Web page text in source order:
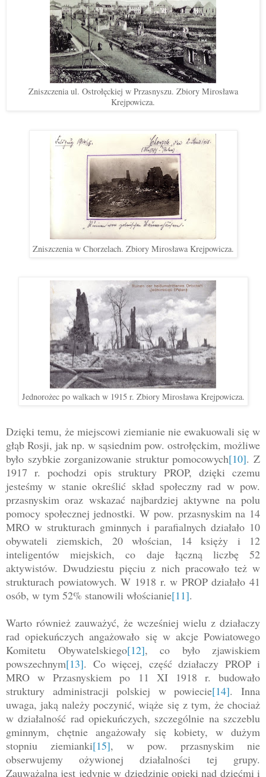
Zniszczenia ul. Ostrołęckiej w Przasnyszu. Zbiory Mirosława
Krejpowicza.
Zniszczenia w Chorzelach. Zbiory Mirosława Krejpowicza.
Jednorożec po walkach w 1915 r. Zbiory Mirosława Krejpowicza.
Dzięki temu, że miejscowi ziemianie nie ewakuowali się w
głąb Rosji, jak np. w sąsiednim pow. ostrołęckim, możliwe
było szybkie zorganizowanie struktur pomocowych[10]. Z
1917 r. pochodzi opis struktury PROP, dzięki czemu
jesteśmy w stanie określić skład społeczny rad w pow.
przasnyskim oraz wskazać najbardziej aktywne na polu
pomocy społecznej jednostki. W pow. przasnyskim na 14
MRO w strukturach gminnych i parafialnych działało 10
obywateli ziemskich, 20 włościan, 14 księży i 12
inteligentów miejskich, co daje łączną liczbę 52
aktywistów. Dwudziestu pięciu z nich pracowało też w
strukturach powiatowych. W 1918 r. w PROP działało 41
osób, w tym 52% stanowili włościanie[11].
Warto również zauważyć, że wcześniej wielu z działaczy
rad opiekuńczych angażowało się w akcje Powiatowego
Komitetu Obywatelskiego[12], co było zjawiskiem
powszechnym[13]. Co więcej, część działaczy PROP i
MRO w Przasnyskiem po 11 XI 1918 r. budowało
struktury administracji polskiej w powiecie[14]. Inna
uwaga, jaką należy poczynić, wiąże się z tym, że chociaż
w działalność rad opiekuńczych, szczególnie na szczeblu
gminnym, chętnie angażowały się kobiety, w dużym
stopniu ziemianki[15], w pow. przasnyskim nie
obserwujemy ożywionej działalności tej grupy.
Zauważalna jest jedynie w dziedzinie opieki nad dziećmi i